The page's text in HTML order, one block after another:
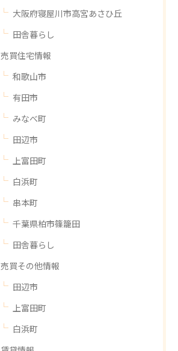
大阪府寝屋川市高宮あさひ丘
田舎暮らし
売買住宅情報
和歌山市
有田市
みなべ町
田辺市
上富田町
白浜町
串本町
千葉県柏市篠籠田
田舎暮らし
売買その他情報
田辺市
上富田町
白浜町